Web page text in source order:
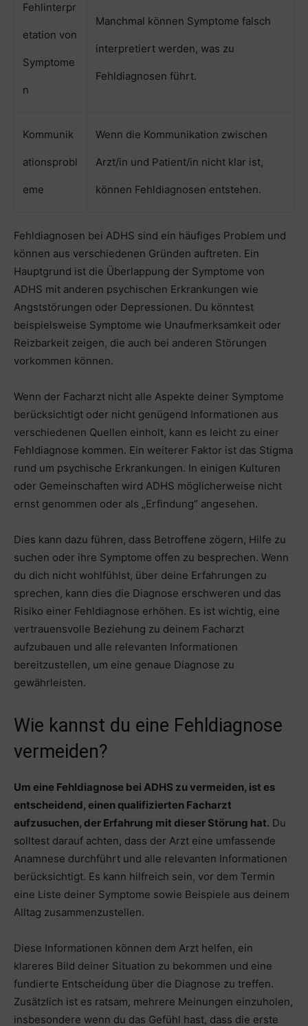
Fehlinterpr
etation von
Symptome
n
Manchmal können Symptome falsch
interpretiert werden, was zu
Fehldiagnosen führt.
Kommunik
ationsprobl
eme
Wenn die Kommunikation zwischen
Arzt/in und Patient/in nicht klar ist,
können Fehldiagnosen entstehen.
Fehldiagnosen bei ADHS sind ein häufiges Problem und
können aus verschiedenen Gründen auftreten. Ein
Hauptgrund ist die Überlappung der Symptome von
ADHS mit anderen psychischen Erkrankungen wie
Angststörungen oder Depressionen. Du könntest
beispielsweise Symptome wie Unaufmerksamkeit oder
Reizbarkeit zeigen, die auch bei anderen Störungen
vorkommen können.
Wenn der Facharzt nicht alle Aspekte deiner Symptome
berücksichtigt oder nicht genügend Informationen aus
verschiedenen Quellen einholt, kann es leicht zu einer
Fehldiagnose kommen. Ein weiterer Faktor ist das Stigma
rund um psychische Erkrankungen. In einigen Kulturen
oder Gemeinschaften wird ADHS möglicherweise nicht
ernst genommen oder als „Erfindung“ angesehen.
Dies kann dazu führen, dass Betroffene zögern, Hilfe zu
suchen oder ihre Symptome offen zu besprechen. Wenn
du dich nicht wohlfühlst, über deine Erfahrungen zu
sprechen, kann dies die Diagnose erschweren und das
Risiko einer Fehldiagnose erhöhen. Es ist wichtig, eine
vertrauensvolle Beziehung zu deinem Facharzt
aufzubauen und alle relevanten Informationen
bereitzustellen, um eine genaue Diagnose zu
gewährleisten.
Wie kannst du eine Fehldiagnose
vermeiden?
Um eine Fehldiagnose bei ADHS zu vermeiden, ist es
entscheidend, einen qualifizierten Facharzt
aufzusuchen, der Erfahrung mit dieser Störung hat. Du
solltest darauf achten, dass der Arzt eine umfassende
Anamnese durchführt und alle relevanten Informationen
berücksichtigt. Es kann hilfreich sein, vor dem Termin
eine Liste deiner Symptome sowie Beispiele aus deinem
Alltag zusammenzustellen.
Diese Informationen können dem Arzt helfen, ein
klareres Bild deiner Situation zu bekommen und eine
fundierte Entscheidung über die Diagnose zu treffen.
Zusätzlich ist es ratsam, mehrere Meinungen einzuholen,
insbesondere wenn du das Gefühl hast, dass die erste